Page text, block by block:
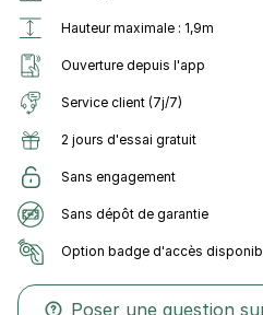
Hauteur maximale : 1,9m
Ouverture depuis l'app
Service client (7j/7)
2 jours d'essai gratuit
Sans engagement
Sans dépôt de garantie
Option badge d'accès
Poser une question